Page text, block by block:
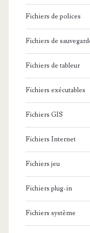
Fichiers de polices
Fichiers de
Fichiers de tableur
Fichiers exécutables
Fichiers GIS
Fichiers Internet
Fichiers jeu
Fichiers plug-in
Fichiers système